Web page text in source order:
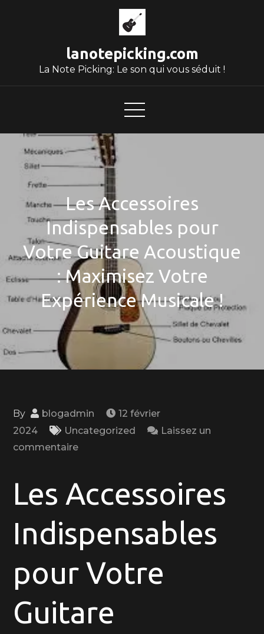
lanotepicking.com
La Note Picking: Le son qui vous séduit !
Les Accessoires
Indispensables pour
Votre Guitare Acoustique
: Maximisez Votre
Expérience Musicale !
By blogadmin
12 février
2024
Uncategorized
Laissez un
commentaireon
Indispensables
Votre
Guitare
Acoustique
Votre
Les Accessoires
Indispensables
pour Votre
Guitare